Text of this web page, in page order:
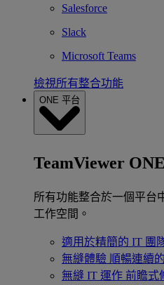
Salesforce
Slack
Microsoft Teams
檢視所有整合功能
ONE 平台
TeamViewer
所有功能整合於一個平台
工作空間。
適用於精簡的 IT 團
無縫體驗 順暢連續
無縫 IT 運作 前瞻式